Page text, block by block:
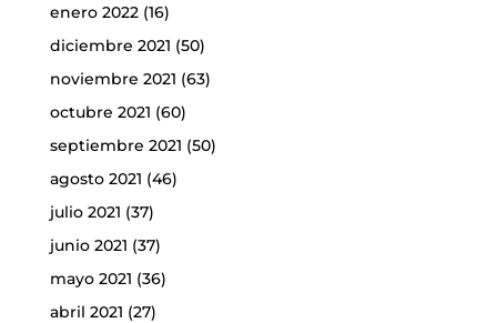
enero 2022(16)
diciembre 2021 (50)
noviembre 2021 (63)
octubre 2021 (60)
septiembre 2021 (50)
agosto 2021 (46)
julio 2021 (37)
junio 2021 (37)
mayo 2021 (36)
abril 2021 (27)